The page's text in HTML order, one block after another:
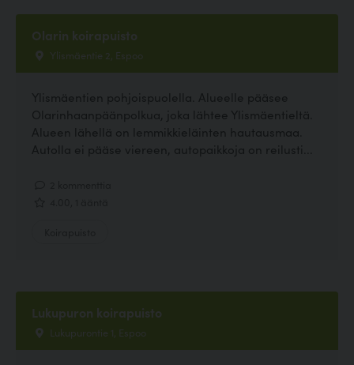
Olarin koirapuisto
Ylismäentie 2, Espoo
Ylismäentien pohjoispuolella. Alueelle pääsee
Olarinhaanpäänpolkua, joka lähtee Ylismäentieltä.
Alueen lähellä on lemmikkieläinten hautausmaa.
Autolla ei pääse viereen, autopaikkoja on reilusti...
Lukupuron koirapuisto
Lukupurontie 1, Espoo